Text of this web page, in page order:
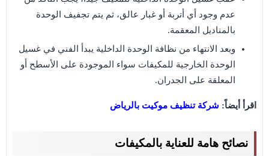
عدم وجود أي أتربة أو غبار عالق، ثم يتم تجفيف الوحدة
بالمناديل المعقمة.
وبعد الانتهاء من نظافة الوحدة الداخلية يبدأ الفني في غسيل
الوحدة الخارجية للمكيفات سواء الموجودة على الأسطح أو
المعلقة على الجدران.
اقرأ أيضاً: شركة تنظيف موكيت بالرياض
نصائح هامة للعناية بالمكيفات